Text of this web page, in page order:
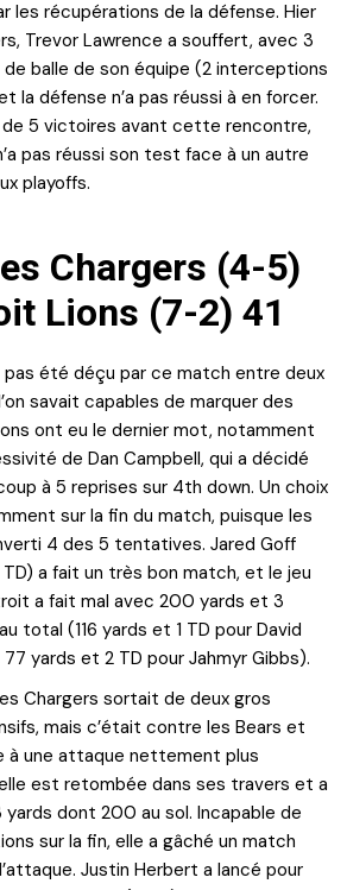
les récupérations de la défense. Hier
Trevor Lawrence a souffert, avec 3
balle de son équipe (2 interceptions
la défense n’a pas réussi à en forcer.
de 5 victoires avant cette rencontre,
pas réussi son test face à un autre
playoffs.
Chargers (4-5)
Lions (7-2) 41
pas été déçu par ce match entre deux
savait capables de marquer des
ont eu le dernier mot, notamment
de Dan Campbell, qui a décidé
à 5 reprises sur 4th down. Un choix
sur la fin du match, puisque les
4 des 5 tentatives. Jared Goff
a fait un très bon match, et le jeu
a fait mal avec 200 yards et 3
total (116 yards et 1 TD pour David
yards et 2 TD pour Jahmyr Gibbs).
Chargers sortait de deux gros
mais c’était contre les Bears et
à une attaque nettement plus
est retombée dans ses travers et a
dont 200 au sol. Incapable de
sur la fin, elle a gâché un match
Justin Herbert a lancé pour